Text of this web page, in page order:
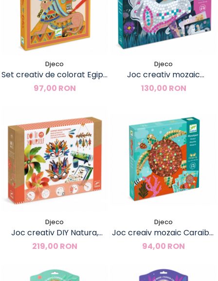
Djeco
Set creativ de colorat Egipt,
Djeco
97,00 RON
Djeco
Joc creativ mozaic
Unicornul fermecat, Djeco
130,00 RON
Djeco
Joc creativ DIY Natura,
Djeco
219,00 RON
Djeco
Joc creaiv mozaic Caraibe,
Djeco
94,00 RON